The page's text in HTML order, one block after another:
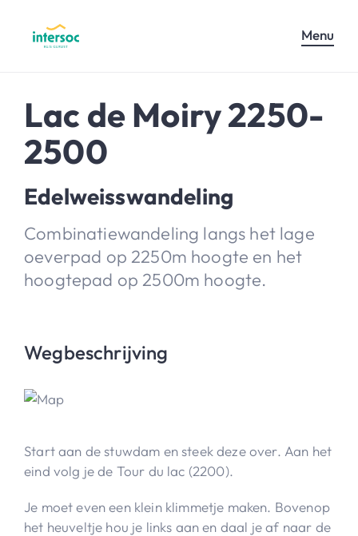
Menu
Lac de Moiry 2250-
2500
Edelweisswandeling
Combinatiewandeling langs het lage
oeverpad op 2250m hoogte en het
hoogtepad op 2500m hoogte.
Wegbeschrijving
Start aan de stuwdam en steek deze over. Aan het
eind volg je de Tour du lac (2200).
Je moet even een klein klimmetje maken. Bovenop
het heuveltje hou je links aan en daal je af naar de